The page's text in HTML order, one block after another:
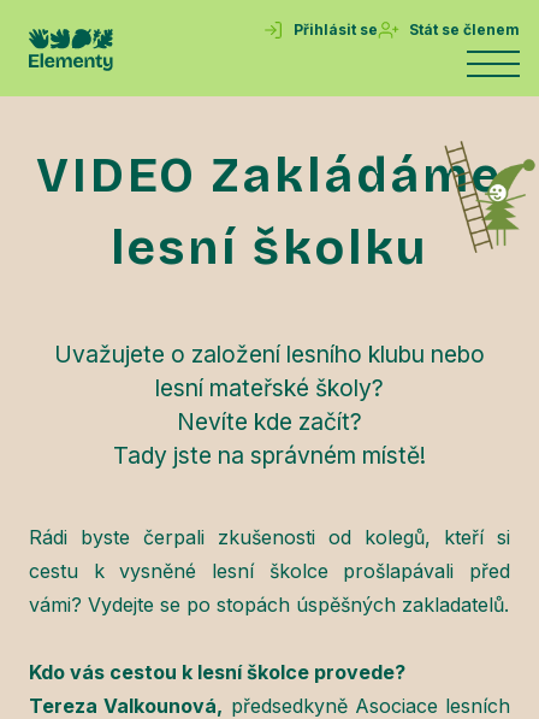
Přihlásit se Stát se členem
VIDEO Zakládáme
lesní školku
Uvažujete o založení lesního klubu nebo
lesní mateřské školy?
Nevíte kde začít?
Tady jste na správném místě!
Rádi byste čerpali zkušenosti od kolegů, kteří si
cestu k vysněné lesní školce prošlapávali před
vámi? Vydejte se po stopách úspěšných zakladatelů.
Kdo vás cestou k lesní školce provede?
Tereza Valkounová, předsedkyně Asociace lesních